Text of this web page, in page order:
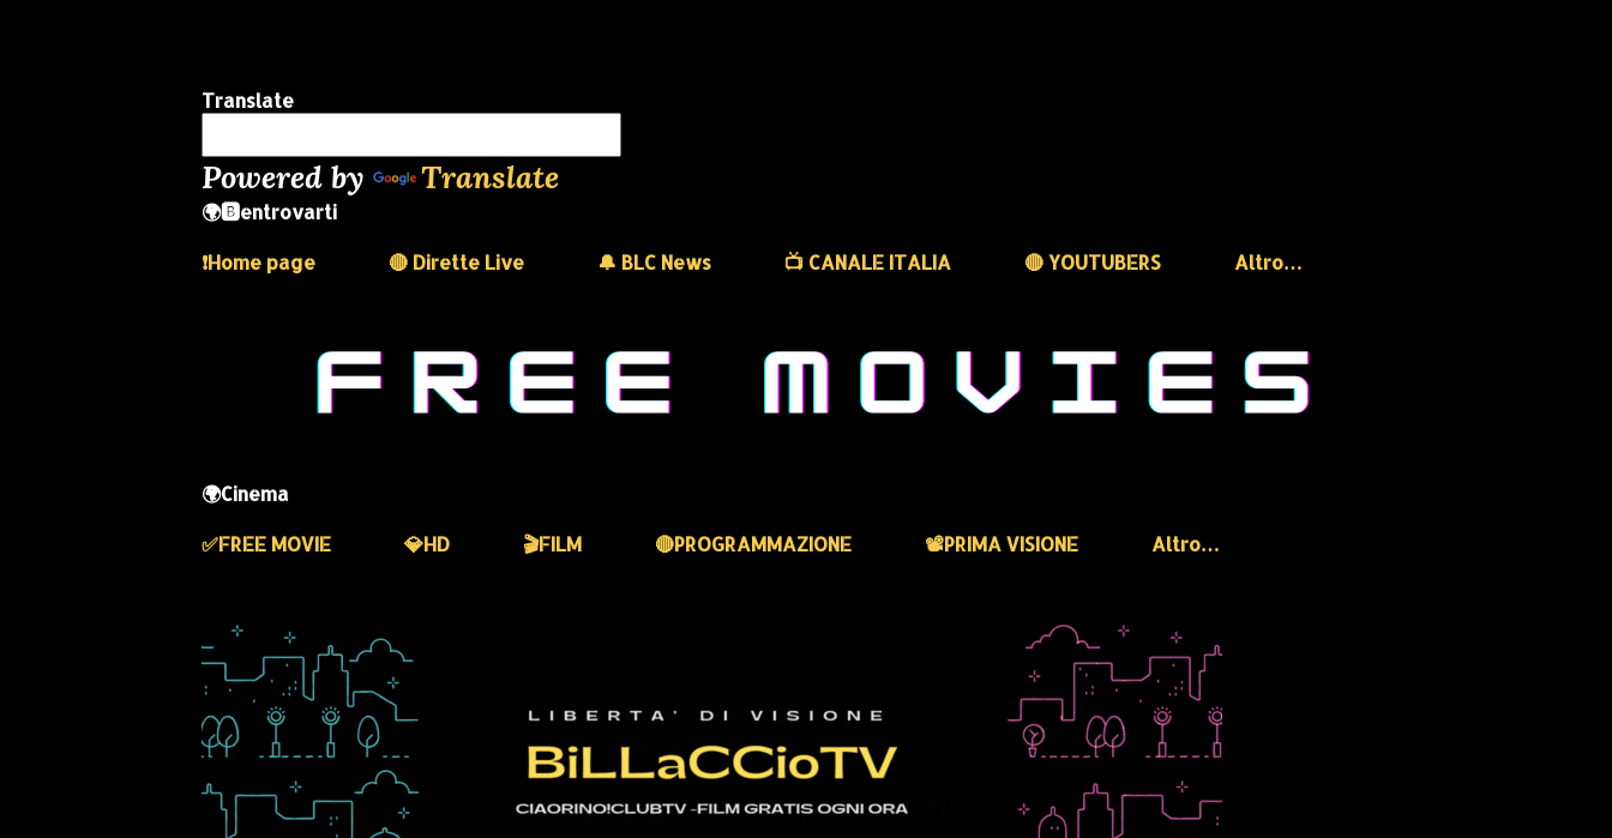
Translate
Powered by Translate
🌍🅱️entrovarti
❗️Home page
🔴 Dirette Live 🔔 BLC News 📺 CANALE ITALIA 🔴 YOUTUBERS Altro…
🌍Cinema
✅️FREE MOVIE
💎HD 🎬FILM 🔴PROGRAMMAZIONE 📽️PRIMA VISIONE Altro…